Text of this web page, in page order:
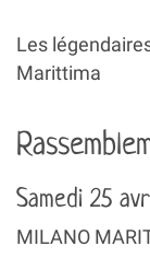
Les
Marittima
Samedi 25
MILANO